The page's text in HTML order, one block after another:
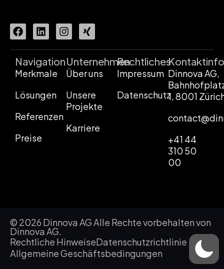
Navigation
Merkmale
Lösungen
Referenzen
Preise
Unternehmen
Über uns
Unsere
Projekte
Karriere
Rechtliches
Impressum
Datenschutz
Dinnova AG,
1, 8001
+41 44
310 50
00
© 2026 Dinnova AG Alle Rechte vorbehalten von
Dinnova AG.
Rechtliche HinweiseDatenschutzrichtlinie
Allgemeine Geschäftsbedingungen